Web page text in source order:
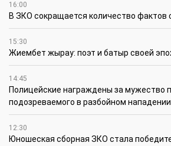
16:00
В ЗКО сокращается количество фактов
15:30
Жиембет жырау: поэт и батыр своей
14:45
Полицейские награждены за мужество
подозреваемого в разбойном
12:30
Юношеская сборная ЗКО стала